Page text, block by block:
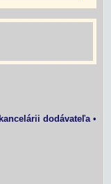
dodávateľa•